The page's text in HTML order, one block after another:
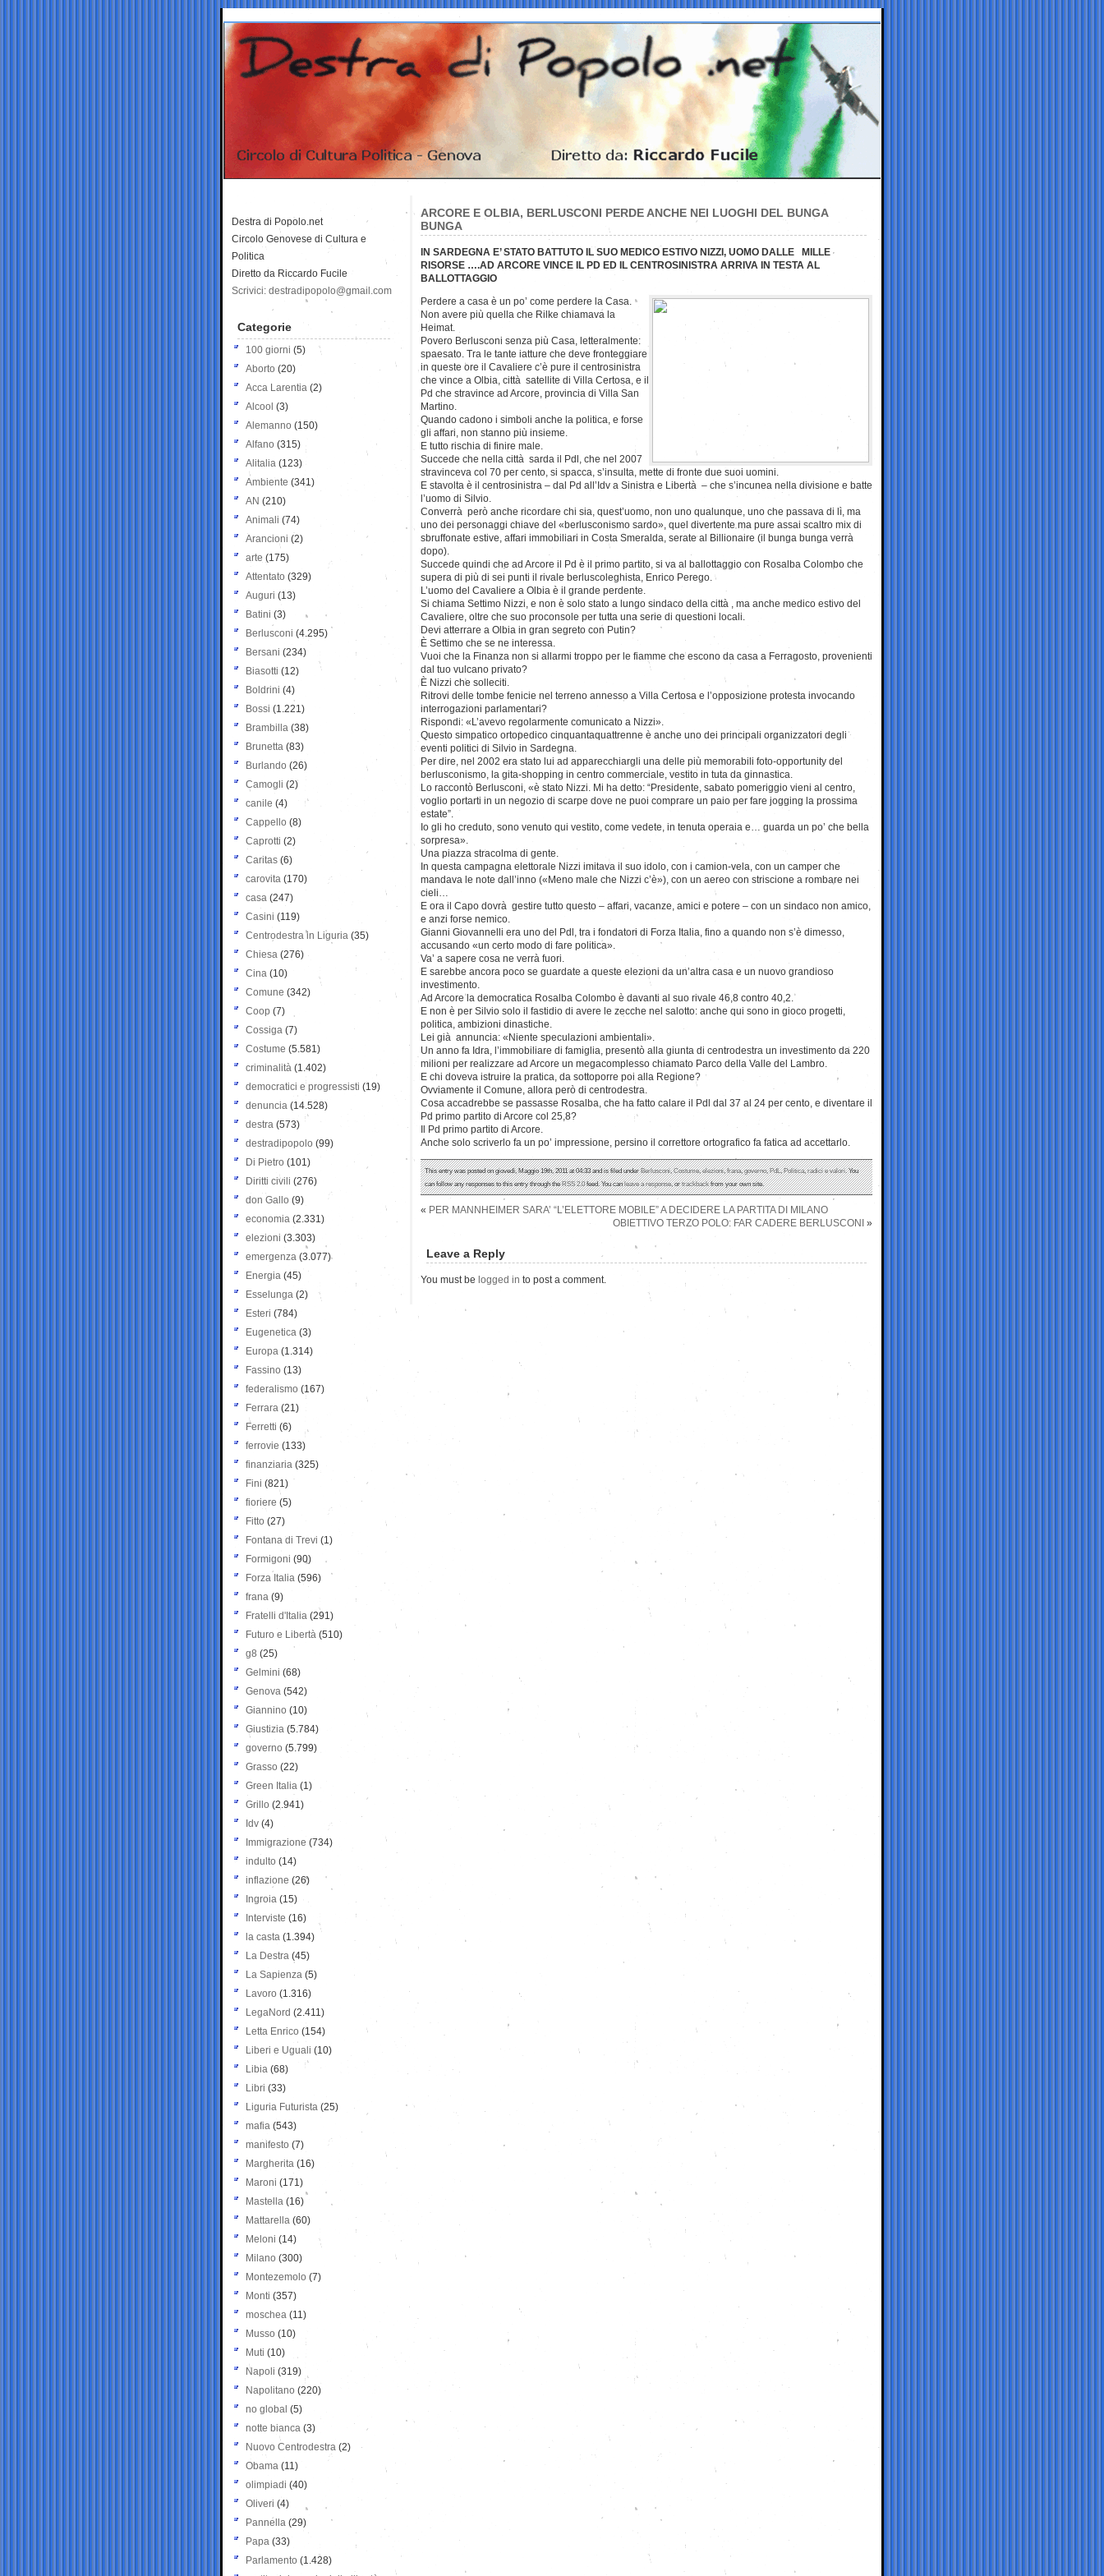
ARCORE E OLBIA, BERLUSCONI PERDE ANCHE NEI LUOGHI DEL BUNGA
BUNGA
IN SARDEGNA E’ STATO BATTUTO IL SUO MEDICO ESTIVO NIZZI, UOMO DALLE MILLE
RISORSE ….AD ARCORE VINCE IL PD ED IL CENTROSINISTRA ARRIVA IN TESTA AL
BALLOTTAGGIO
Perdere a casa è un po’ come perdere la Casa.
Non avere più quella che Rilke chiamava la
Heimat.
Povero Berlusconi senza più Casa, letteralmente:
spaesato. Tra le tante iatture che deve fronteggiare
in queste ore il Cavaliere c’è pure il centrosinistra
che vince a Olbia, città satellite di Villa Certosa, e il
Pd che stravince ad Arcore, provincia di Villa San
Martino.
Quando cadono i simboli anche la politica, e forse
gli affari, non stanno più insieme.
E tutto rischia di finire male.
Succede che nella città sarda il Pdl, che nel 2007
stravinceva col 70 per cento, si spacca, s’insulta, mette di fronte due suoi uomini.
E stavolta è il centrosinistra – dal Pd all’Idv a Sinistra e Libertà – che s’incunea nella divisione e batte
l’uomo di Silvio.
Converrà però anche ricordare chi sia, quest’uomo, non uno qualunque, uno che passava di lì, ma
uno dei personaggi chiave del «berlusconismo sardo», quel divertente ma pure assai scaltro mix di
sbruffonate estive, affari immobiliari in Costa Smeralda, serate al Billionaire (il bunga bunga verrà
dopo).
Succede quindi che ad Arcore il Pd è il primo partito, si va al ballottaggio con Rosalba Colombo che
supera di più di sei punti il rivale berluscoleghista, Enrico Perego.
L’uomo del Cavaliere a Olbia è il grande perdente.
Si chiama Settimo Nizzi, e non è solo stato a lungo sindaco della città , ma anche medico estivo del
Cavaliere, oltre che suo proconsole per tutta una serie di questioni locali.
Devi atterrare a Olbia in gran segreto con Putin?
È Settimo che se ne interessa.
Vuoi che la Finanza non si allarmi troppo per le fiamme che escono da casa a Ferragosto, provenienti
dal tuo vulcano privato?
È Nizzi che solleciti.
Ritrovi delle tombe fenicie nel terreno annesso a Villa Certosa e l’opposizione protesta invocando
interrogazioni parlamentari?
Rispondi: «L’avevo regolarmente comunicato a Nizzi».
Questo simpatico ortopedico cinquantaquattrenne è anche uno dei principali organizzatori degli
eventi politici di Silvio in Sardegna.
Per dire, nel 2002 era stato lui ad apparecchiargli una delle più memorabili foto-opportunity del
berlusconismo, la gita-shopping in centro commerciale, vestito in tuta da ginnastica.
Lo raccontò Berlusconi, «è stato Nizzi. Mi ha detto: “Presidente, sabato pomeriggio vieni al centro,
voglio portarti in un negozio di scarpe dove ne puoi comprare un paio per fare jogging la prossima
estate”.
Io gli ho creduto, sono venuto qui vestito, come vedete, in tenuta operaia e… guarda un po’ che bella
sorpresa».
Una piazza stracolma di gente.
In questa campagna elettorale Nizzi imitava il suo idolo, con i camion-vela, con un camper che
mandava le note dall’inno («Meno male che Nizzi c’è»), con un aereo con striscione a rombare nei
cieli…
E ora il Capo dovrà gestire tutto questo – affari, vacanze, amici e potere – con un sindaco non amico,
e anzi forse nemico.
Gianni Giovannelli era uno del Pdl, tra i fondatori di Forza Italia, fino a quando non s’è dimesso,
accusando «un certo modo di fare politica».
Va’ a sapere cosa ne verrà fuori.
E sarebbe ancora poco se guardate a queste elezioni da un’altra casa e un nuovo grandioso
investimento.
Ad Arcore la democratica Rosalba Colombo è davanti al suo rivale 46,8 contro 40,2.
E non è per Silvio solo il fastidio di avere le zecche nel salotto: anche qui sono in gioco progetti,
politica, ambizioni dinastiche.
Lei già annuncia: «Niente speculazioni ambientali».
Un anno fa Idra, l’immobiliare di famiglia, presentò alla giunta di centrodestra un investimento da 220
milioni per realizzare ad Arcore un megacomplesso chiamato Parco della Valle del Lambro.
E chi doveva istruire la pratica, da sottoporre poi alla Regione?
Ovviamente il Comune, allora però di centrodestra.
Cosa accadrebbe se passasse Rosalba, che ha fatto calare il Pdl dal 37 al 24 per cento, e diventare il
Pd primo partito di Arcore col 25,8?
Il Pd primo partito di Arcore.
Anche solo scriverlo fa un po’ impressione, persino il correttore ortografico fa fatica ad accettarlo.
This entry was posted on giovedì, Maggio 19th, 2011 at 04:33 and is filed underBerlusconi,Costume,elezioni,frana,governo,PdL,Politica,radici e valori. You
can follow any responses to this entry through theRSS 2.0feed. You canleave a response, ortrackbackfrom your own site.
« PER MANNHEIMER SARA’ “L’ELETTORE MOBILE” A DECIDERE LA PARTITA DI MILANO
OBIETTIVO TERZO POLO: FAR CADERE BERLUSCONI »
Leave a Reply
You must be logged in to post a comment.
Destra di Popolo.net
Circolo Genovese di Cultura e
Politica
Diretto da Riccardo Fucile
Scrivici: destradipopolo@gmail.com
Categorie
100 giorni (5)
Aborto (20)
Acca Larentia (2)
Alcool (3)
Alemanno (150)
Alfano (315)
Alitalia (123)
Ambiente (341)
AN (210)
Animali (74)
Arancioni (2)
arte (175)
Attentato (329)
Auguri (13)
Batini (3)
Berlusconi (4.295)
Bersani (234)
Biasotti (12)
Boldrini (4)
Bossi (1.221)
Brambilla (38)
Brunetta (83)
Burlando (26)
Camogli (2)
canile (4)
Cappello (8)
Caprotti (2)
Caritas (6)
carovita (170)
casa (247)
Casini (119)
Centrodestra in Liguria (35)
Chiesa (276)
Cina (10)
Comune (342)
Coop (7)
Cossiga (7)
Costume (5.581)
criminalità (1.402)
democratici e progressisti (19)
denuncia (14.528)
destra (573)
destradipopolo (99)
Di Pietro (101)
Diritti civili (276)
don Gallo (9)
economia (2.331)
elezioni (3.303)
emergenza (3.077)
Energia (45)
Esselunga (2)
Esteri (784)
Eugenetica (3)
Europa (1.314)
Fassino (13)
federalismo (167)
Ferrara (21)
Ferretti (6)
ferrovie (133)
finanziaria (325)
Fini (821)
fioriere (5)
Fitto (27)
Fontana di Trevi (1)
Formigoni (90)
Forza Italia (596)
frana (9)
Fratelli d'Italia (291)
Futuro e Libertà (510)
g8 (25)
Gelmini (68)
Genova (542)
Giannino (10)
Giustizia (5.784)
governo (5.799)
Grasso (22)
Green Italia (1)
Grillo (2.941)
Idv (4)
Immigrazione (734)
indulto (14)
inflazione (26)
Ingroia (15)
Interviste (16)
la casta (1.394)
La Destra (45)
La Sapienza (5)
Lavoro (1.316)
LegaNord (2.411)
Letta Enrico (154)
Liberi e Uguali (10)
Libia (68)
Libri (33)
Liguria Futurista (25)
mafia (543)
manifesto (7)
Margherita (16)
Maroni (171)
Mastella (16)
Mattarella (60)
Meloni (14)
Milano (300)
Montezemolo (7)
Monti (357)
moschea (11)
Musso (10)
Muti (10)
Napoli (319)
Napolitano (220)
no global (5)
notte bianca (3)
Nuovo Centrodestra (2)
Obama (11)
olimpiadi (40)
Oliveri (4)
Pannella (29)
Papa (33)
Parlamento (1.428)